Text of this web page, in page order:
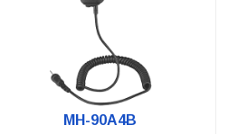
MH-90A4B